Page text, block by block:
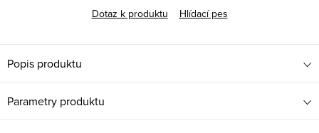
Dotaz k produktu
Hlídací pes
Popis produktu
Parametry produktu